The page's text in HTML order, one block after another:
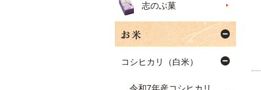
志のぶ菓
コシヒカリ（白米）